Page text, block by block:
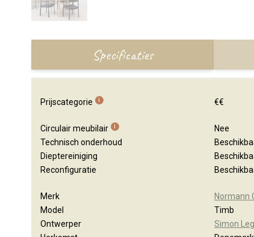
Specificaties
Prijscategorie i €€
Circulair meubilair i
Nee
Technisch onderhoud
Dieptereiniging
Reconfiguratie
Merk
Normann
Model
Timb
Ontwerper
Simon